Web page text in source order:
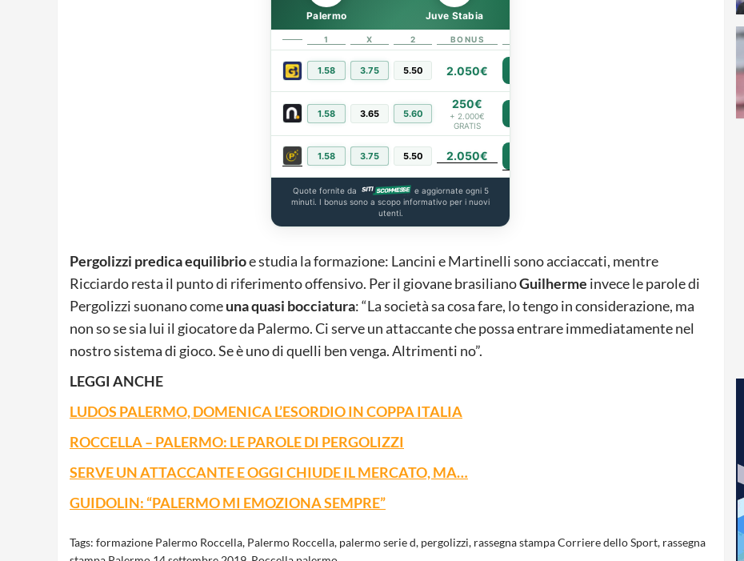
Palermo Juve Stabia
1 X 2 BONUS
1.58 3.75 5.50 2.050€
1.58 3.65 5.60
250€
+ 2.000€
GRATIS
1.58 3.75 5.50 2.050€
Quote fornite da
e aggiornate ogni 5
minuti. I bonus sono a scopo informativo per i nuovi
utenti.
Pergolizzi predica equilibrioe studia la formazione: Lancini e Martinelli sono acciaccati, mentre
Ricciardo resta il punto di riferimento offensivo. Per il giovane brasilianoGuilherme invece le parole di
Pergolizzi suonano comeuna quasi bocciatura: “La società sa cosa fare, lo tengo in considerazione, ma
non so se sia lui il giocatore da Palermo. Ci serve un attaccante che possa entrare immediatamente nel
nostro sistema di gioco. Se è uno di quelli ben venga. Altrimenti no”.
LEGGI ANCHE
LUDOS PALERMO, DOMENICA L’ESORDIO IN COPPA ITALIA
ROCCELLA – PALERMO: LE PAROLE DI PERGOLIZZI
SERVE UN ATTACCANTE E OGGI CHIUDE IL MERCATO, MA…
GUIDOLIN: “PALERMO MI EMOZIONA SEMPRE”
Tags: formazione Palermo Roccella, Palermo Roccella, palermo serie d, pergolizzi, rassegna stampa Corriere dello Sport, rassegna